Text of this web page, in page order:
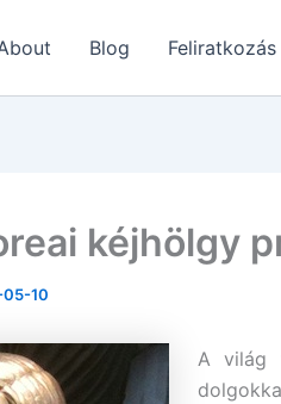
Blog
kéjhölgy
05-10
A világ